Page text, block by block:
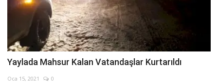
İLETİŞİM
KÜNYE
FOTO GALERİ
KÜLTÜR SANAT
Yaylada Mahsur Kalan Vatandaşlar Kurtarıldı
Oca 15, 2021 0